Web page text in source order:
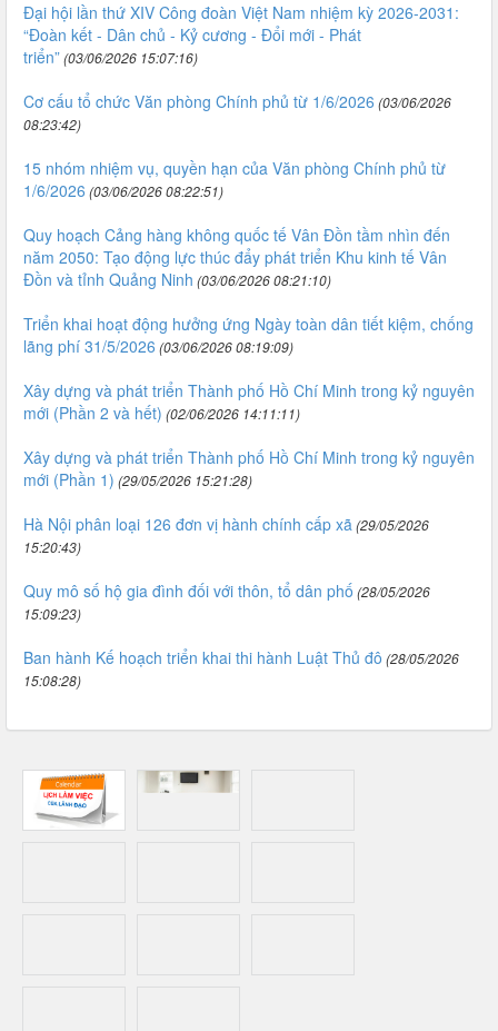
Đại hội lần thứ XIV Công đoàn Việt Nam nhiệm kỳ 2026-2031:
“Đoàn kết - Dân chủ - Kỷ cương - Đổi mới - Phát
triển”(03/06/2026 15:07:16)
Cơ cấu tổ chức Văn phòng Chính phủ từ 1/6/2026 (03/06/2026
08:23:42)
15 nhóm nhiệm vụ, quyền hạn của Văn phòng Chính phủ từ
1/6/2026 (03/06/2026 08:22:51)
Quy hoạch Cảng hàng không quốc tế Vân Đồn tầm nhìn đến
năm 2050: Tạo động lực thúc đẩy phát triển Khu kinh tế Vân
Đồn và tỉnh Quảng Ninh (03/06/2026 08:21:10)
Triển khai hoạt động hưởng ứng Ngày toàn dân tiết kiệm, chống
lãng phí 31/5/2026 (03/06/2026 08:19:09)
Xây dựng và phát triển Thành phố Hồ Chí Minh trong kỷ nguyên
mới (Phần 2 và hết) (02/06/2026 14:11:11)
Xây dựng và phát triển Thành phố Hồ Chí Minh trong kỷ nguyên
mới (Phần 1) (29/05/2026 15:21:28)
Hà Nội phân loại 126 đơn vị hành chính cấp xã(29/05/2026
15:20:43)
Quy mô số hộ gia đình đối với thôn, tổ dân phố (28/05/2026
15:09:23)
Ban hành Kế hoạch triển khai thi hành Luật Thủ đô (28/05/2026
15:08:28)